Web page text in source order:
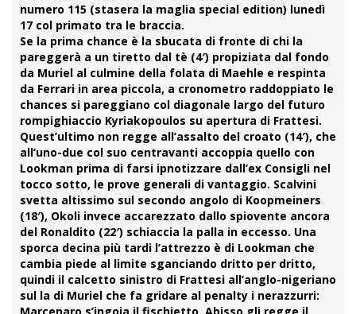
numero 115 (stasera la maglia special edition) lunedì
17 col primato tra le braccia.
Se la prima chance è la sbucata di fronte di chi la
pareggerà a un tiretto dal tè (4′) propiziata dal fondo
da Muriel al culmine della folata di Maehle e respinta
da Ferrari in area piccola, a cronometro raddoppiato le
chances si pareggiano col diagonale largo del futuro
rompighiaccio Kyriakopoulos su apertura di Frattesi.
Quest’ultimo non regge all’assalto del croato (14′), che
all’uno-due col suo centravanti accoppia quello con
Lookman prima di farsi ipnotizzare dall’ex Consigli nel
tocco sotto, le prove generali di vantaggio. Scalvini
svetta altissimo sul secondo angolo di Koopmeiners
(18′), Okoli invece accarezzato dallo spiovente ancora
del Ronaldito (22′) schiaccia la palla in eccesso. Una
sporca decina più tardi l’attrezzo è di Lookman che
cambia piede al limite sganciando dritto per dritto,
quindi il calcetto sinistro di Frattesi all’anglo-nigeriano
sul la di Muriel che fa gridare al penalty i nerazzurri: